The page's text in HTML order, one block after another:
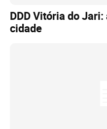
DDD Vitória do
cidade